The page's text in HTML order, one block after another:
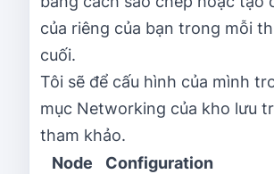
của riêng của bạn trong mỗi
cuối.
Tôi sẽ để cấu hình của mình
mục Networking của kho lưu
tham khảo.
Node
Configuration